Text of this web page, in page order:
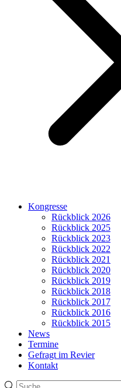
Kongresse
Rückblick 2026
Rückblick 2025
Rückblick 2023
Rückblick 2022
Rückblick 2021
Rückblick 2020
Rückblick 2019
Rückblick 2018
Rückblick 2017
Rückblick 2016
Rückblick 2015
News
Termine
Gefragt im Revier
Kontakt